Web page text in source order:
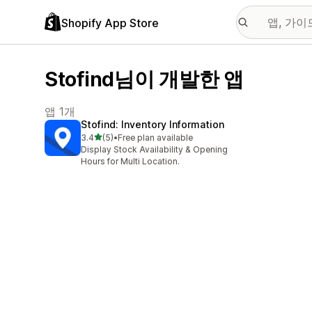
Shopify App Store
Stofind님이 개발한 앱
앱 1개
Stofind: Inventory Information
3.4별 5개 중
(5)
총 리뷰 5개
•Free plan available
Display Stock Availability & Opening
Hours for Multi Location.